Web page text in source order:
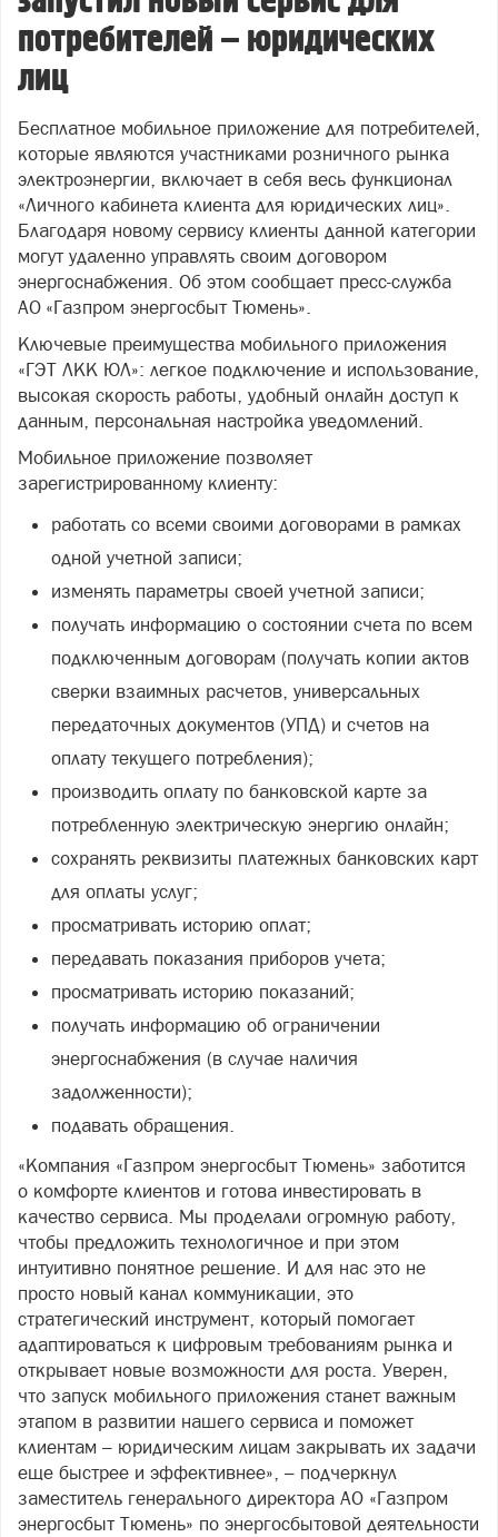
потребителей – юридических
лиц
Бесплатное мобильное приложение для потребителей,
которые являются участниками розничного рынка
электроэнергии, включает в себя весь функционал
«Личного кабинета клиента для юридических лиц».
Благодаря новому сервису клиенты данной категории
могут удаленно управлять своим договором
энергоснабжения. Об этом сообщает пресс-служба
АО «Газпром энергосбыт Тюмень».
Ключевые преимущества мобильного приложения
«ГЭТ ЛКК ЮЛ»: легкое подключение и использование,
высокая скорость работы, удобный онлайн доступ к
данным, персональная настройка уведомлений.
Мобильное приложение позволяет
зарегистрированному клиенту:
работать со всеми своими договорами в рамках
одной учетной записи;
изменять параметры своей учетной записи;
получать информацию о состоянии счета по всем
подключенным договорам (получать копии актов
сверки взаимных расчетов, универсальных
передаточных документов (УПД) и счетов на
оплату текущего потребления);
производить оплату по банковской карте за
потребленную электрическую энергию онлайн;
сохранять реквизиты платежных банковских карт
для оплаты услуг;
просматривать историю оплат;
передавать показания приборов учета;
просматривать историю показаний;
получать информацию об ограничении
энергоснабжения (в случае наличия
задолженности);
подавать обращения.
«Компания «Газпром энергосбыт Тюмень» заботится
о комфорте клиентов и готова инвестировать в
качество сервиса. Мы проделали огромную работу,
чтобы предложить технологичное и при этом
интуитивно понятное решение. И для нас это не
просто новый канал коммуникации, это
стратегический инструмент, который помогает
адаптироваться к цифровым требованиям рынка и
открывает новые возможности для роста. Уверен,
что запуск мобильного приложения станет важным
этапом в развитии нашего сервиса и поможет
клиентам – юридическим лицам закрывать их задачи
еще быстрее и эффективнее», – подчеркнул
заместитель генерального директора АО «Газпром
энергосбыт Тюмень» по энергосбытовой деятельности